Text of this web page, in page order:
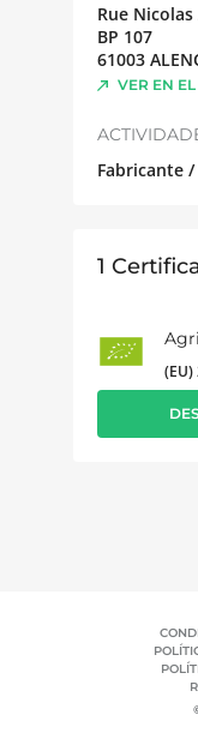
Rue
BP 107
61003
VER EN
Fabricante
1
(EU)